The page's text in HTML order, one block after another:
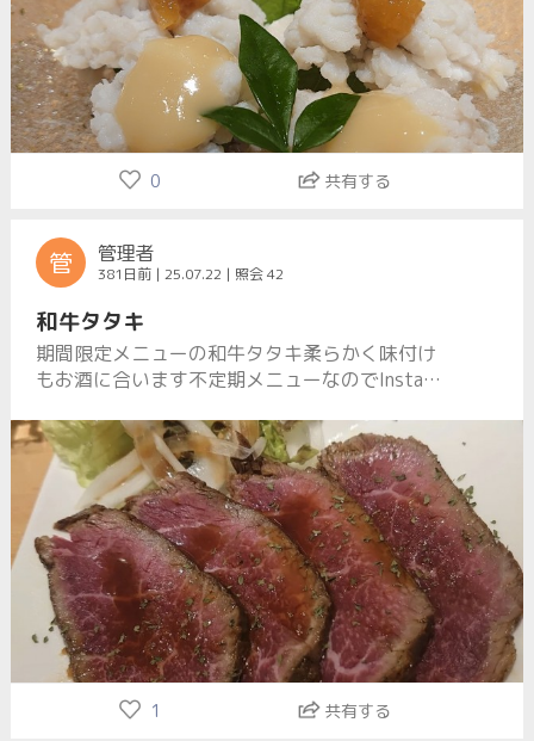
0 共有する
管 管理者
381日前 | 25.07.22 | 照会 42
和牛タタキ
期間限定メニューの和牛タタキ柔らかく味付け
もお酒に合います不定期メニューなのでInstagr
1 共有する